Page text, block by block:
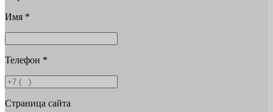
Имя *
Телефон *
Страница сайта